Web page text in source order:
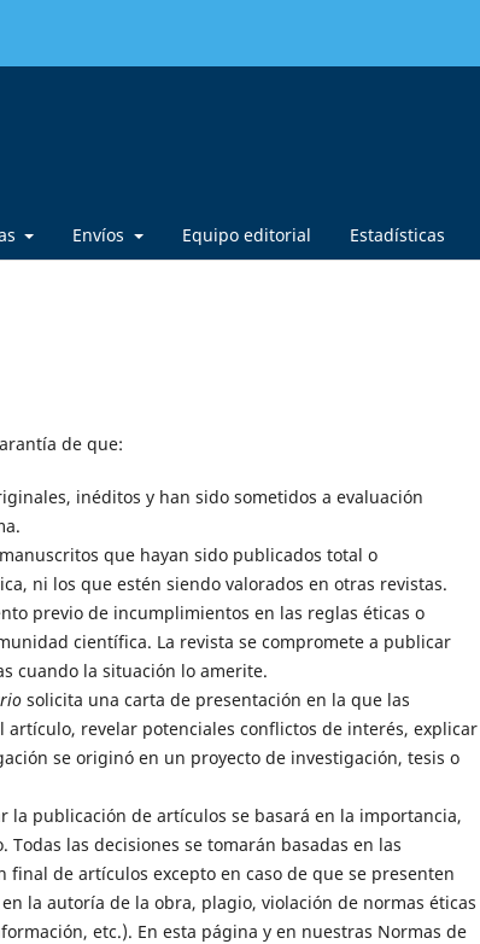
Envíos Equipo editorial Estadísticas
de que:
inéditos y han sido sometidos a evaluación
que hayan sido publicados total o
ni los que estén siendo valorados en otras revistas.
previo de incumplimientos en las reglas éticas o
científica. La revista se compromete a publicar
cuando la situación lo amerite.
solicita una carta de presentación en la que las
revelar potenciales conflictos de interés, explicar
se originó en un proyecto de investigación, tesis o
la publicación de artículos se basará en la importancia,
las decisiones se tomarán basadas en las
de artículos excepto en caso de que se presenten
la autoría de la obra, plagio, violación de normas éticas
etc.). En esta página y en nuestras Normas de